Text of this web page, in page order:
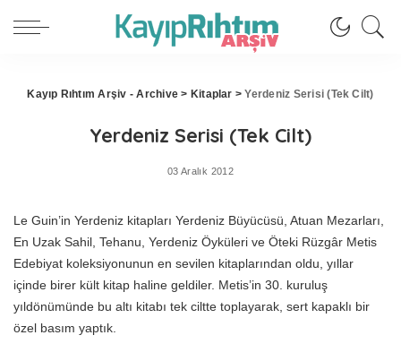
Kayıp Rıhtım Arşiv - Archive > Kitaplar >Yerdeniz Serisi (Tek Cilt)
Yerdeniz Serisi (Tek Cilt)
03 Aralık 2012
Le Guin’in Yerdeniz kitapları Yerdeniz Büyücüsü, Atuan Mezarları,
En Uzak Sahil, Tehanu, Yerdeniz Öyküleri ve Öteki Rüzgâr Metis
Edebiyat koleksiyonunun en sevilen kitaplarından oldu, yıllar
içinde birer kült kitap haline geldiler. Metis’in 30. kuruluş
yıldönümünde bu altı kitabı tek ciltte toplayarak, sert kapaklı bir
özel basım yaptık.